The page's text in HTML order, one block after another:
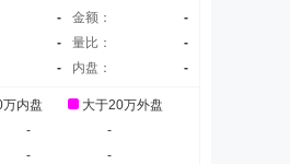
- 金额：
-
- 量比：
-
- 内盘： -
内盘
大于20万外盘
-
-
-
-